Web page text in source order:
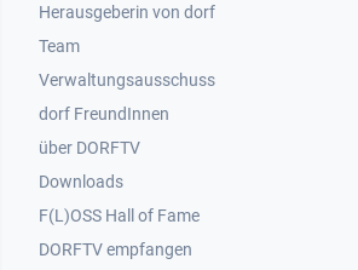
Herausgeberin von dorf
Team
Verwaltungsausschuss
dorf FreundInnen
Footer 3
über DORFTV
Downloads
F(L)OSS Hall of Fame
Footer 4
DORFTV empfangen